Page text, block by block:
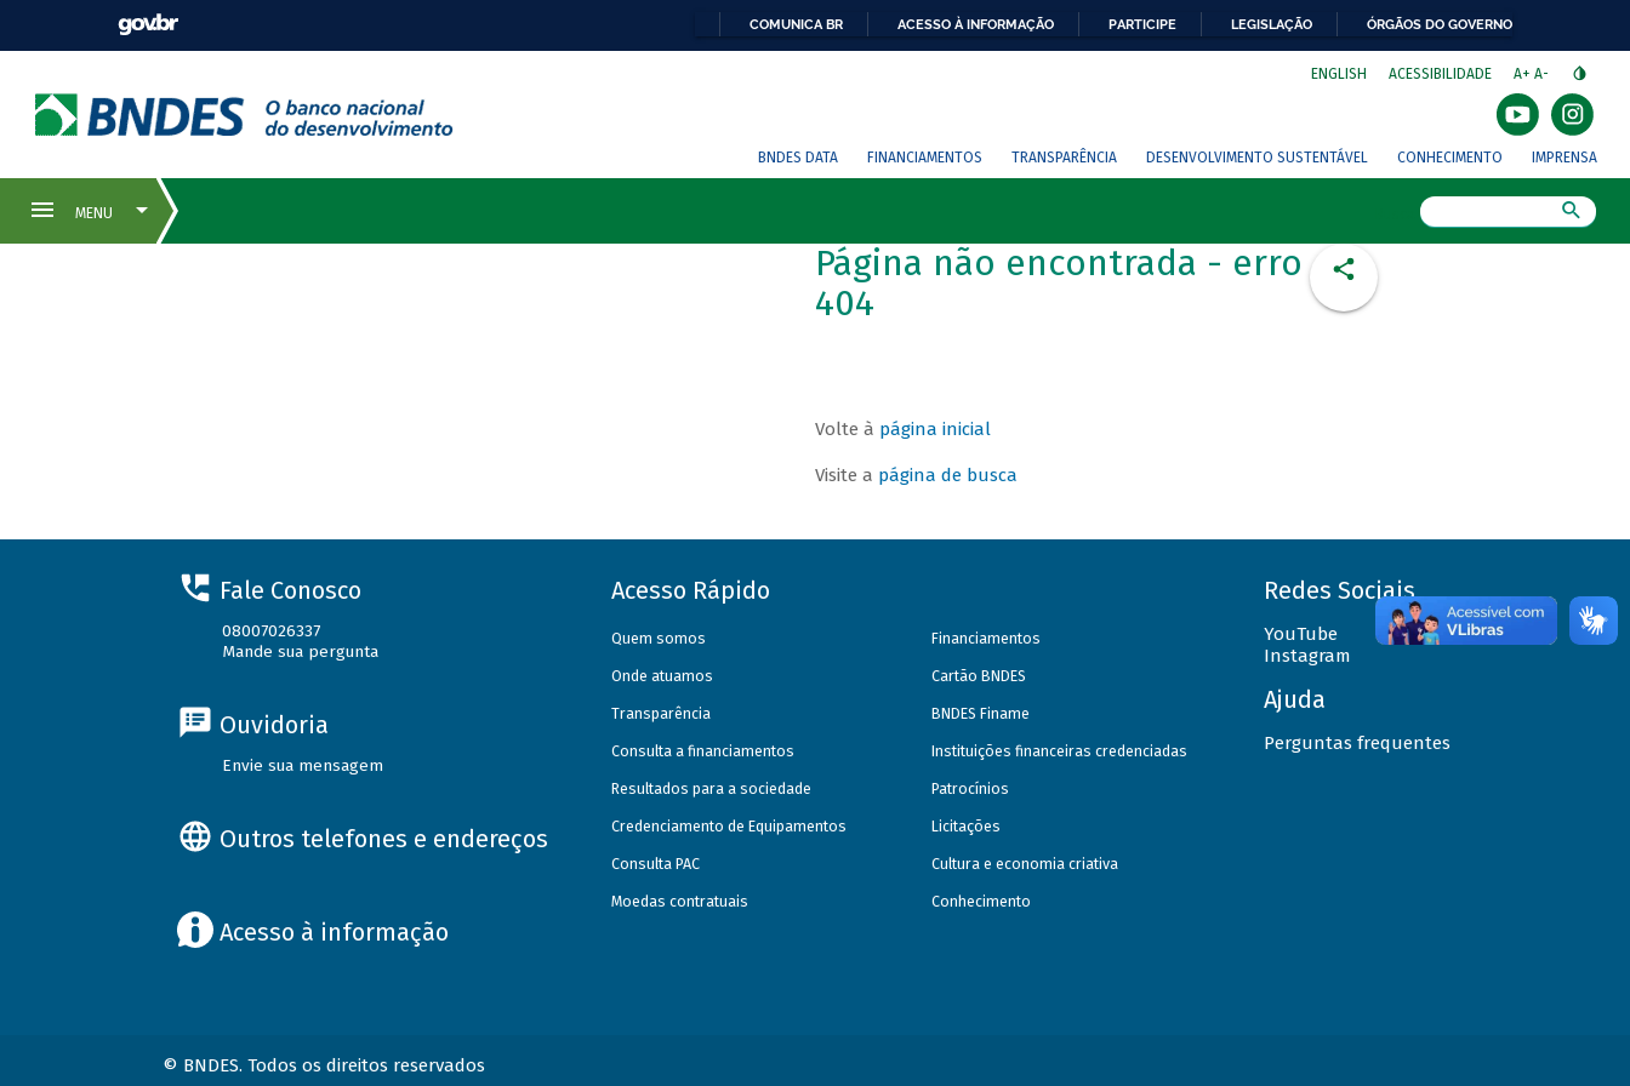
COMUNICA BR ACESSO À INFORMAÇÃO PARTICIPE LEGISLAÇÃO ÓRGÃOS DO GOVERNO
ENGLISH ACESSIBILIDADE A+ A-
BNDES DATA FINANCIAMENTOS TRANSPARÊNCIA DESENVOLVIMENTO SUSTENTÁVEL CONHECIMENTO IMPRENSA
Página não encontrada - erro
404
Volte à página inicial
Visite a página de busca
Fale Conosco
08007026337
Mande sua pergunta
Ouvidoria
Envie sua mensagem
Outros telefones e endereços
Acesso à informação
Acesso Rápido
Quem somos
Onde atuamos
Transparência
Consulta a financiamentos
Resultados para a sociedade
Credenciamento de Equipamentos
Consulta PAC
Moedas contratuais
Financiamentos
Cartão BNDES
BNDES Finame
Instituições financeiras credenciadas
Patrocínios
Licitações
Cultura e economia criativa
Conhecimento
Redes Sociais
YouTube
Instagram
Ajuda
Perguntas frequentes
© BNDES. Todos os direitos reservados